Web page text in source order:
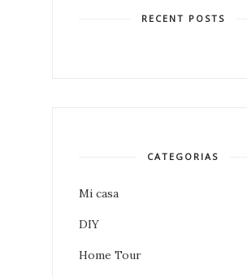
RECENT POSTS
CATEGORIAS
Mi casa
DIY
Home Tour